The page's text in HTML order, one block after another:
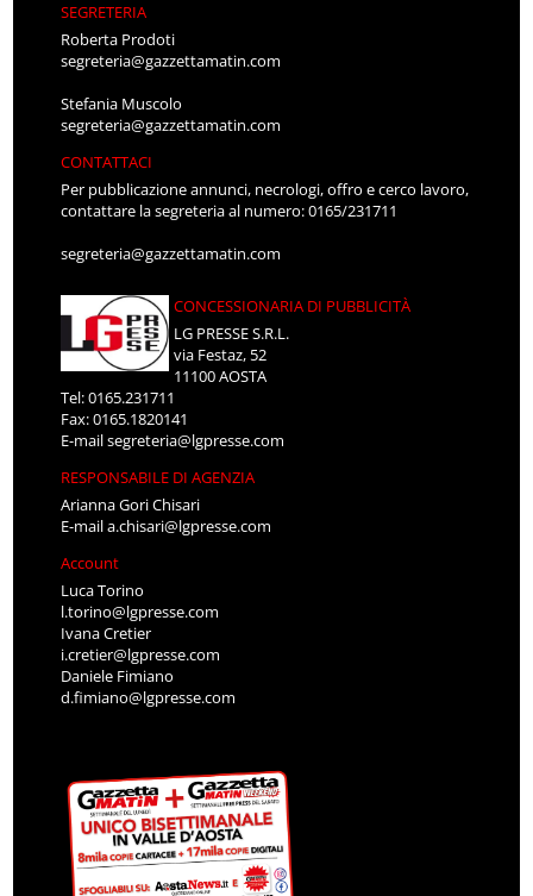
SEGRETERIA
Roberta Prodoti
segreteria@gazzettamatin.com
Stefania Muscolo
segreteria@gazzettamatin.com
CONTATTACI
Per pubblicazione annunci, necrologi, offro e cerco lavoro,
contattare la segreteria al numero: 0165/231711
segreteria@gazzettamatin.com
CONCESSIONARIA DI PUBBLICITÀ
LG PRESSE S.R.L.
via Festaz, 52
11100 AOSTA
Tel: 0165.231711
Fax: 0165.1820141
E-mailsegreteria@lgpresse.com
RESPONSABILE DI AGENZIA
Arianna Gori Chisari
E-maila.chisari@lgpresse.com
Account
Luca Torino
l.torino@lgpresse.com
Ivana Cretier
i.cretier@lgpresse.com
Daniele Fimiano
d.fimiano@lgpresse.com